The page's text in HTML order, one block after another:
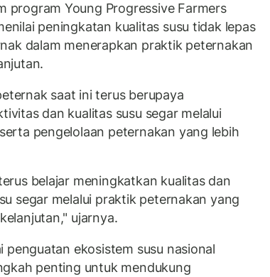
program Young Progressive Farmers
peningkatan kualitas susu tidak lepas
dalam menerapkan praktik peternakan
saat ini terus berupaya
dan kualitas susu segar melalui
pengelolaan peternakan yang lebih
belajar meningkatkan kualitas dan
segar melalui praktik peternakan yang
ujarnya.
penguatan ekosistem susu nasional
penting untuk mendukung